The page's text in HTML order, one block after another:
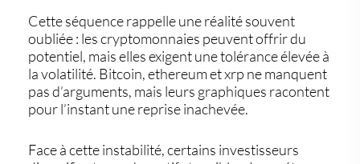
Cette séquence rappelle une réalité souvent
oubliée : lescryptomonnaies peuvent offrir du
potentiel, mais elles exigent une tolérance élevée à
la volatilité. Bitcoin, ethereum et xrp ne manquent
pas d’arguments, mais leurs graphiques racontent
pour l’instant une reprise inachevée.
Face à cette instabilité, certains investisseurs